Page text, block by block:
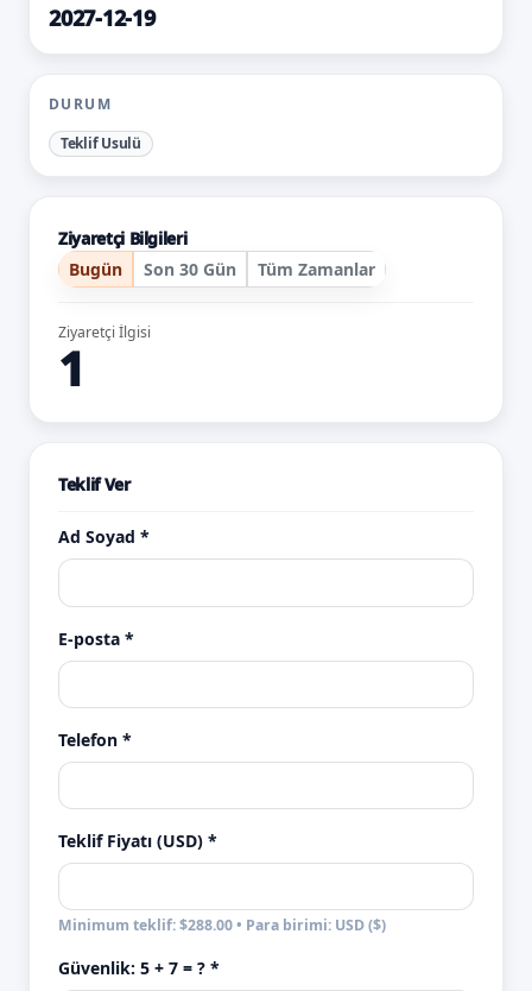
2027-12-19
DURUM
Teklif Usulü
Ziyaretçi Bilgileri
Bugün
Son 30 Gün Tüm Zamanlar
Ziyaretçi İlgisi
1
Teklif Ver
Ad Soyad *
E-posta *
Telefon *
Teklif Fiyatı (USD) *
Minimum teklif: $288.00 • Para birimi: USD ($)
Güvenlik: 5 + 7 = ? *